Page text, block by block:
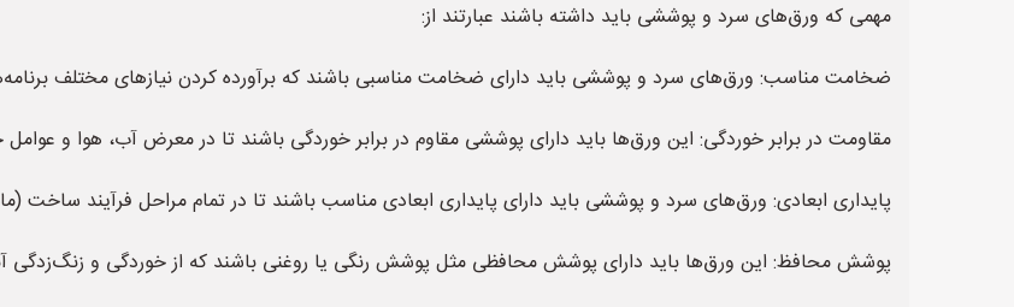
مهمی که ورق‌های سرد و پوششی باید داشته باشند عبارتند از:
ضخامت مناسب: ورق‌های سرد و پوششی باید دارای ضخامت مناسبی باشند که برآورده کردن نیازهای مختلف
مقاومت در برابر خوردگی: این ورق‌ها باید دارای پوششی مقاوم در برابر خوردگی باشند تا در معرض آب، هوا و عوامل
پایداری ابعادی: ورق‌های سرد و پوششی باید دارای پایداری ابعادی مناسب باشند تا در تمام مراحل فرآیند
پوشش محافظ: این ورق‌ها باید دارای پوشش محافظی مثل پوشش رنگی یا روغنی باشند که از خوردگی و زنگ‌زدگی